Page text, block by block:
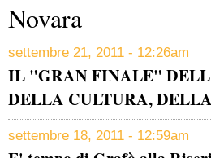
Novara
settembre 21, 2011 - 12:26am
IL "GRAN FINALE"
DELLA CULTURA,
settembre 18, 2011 - 12:59am